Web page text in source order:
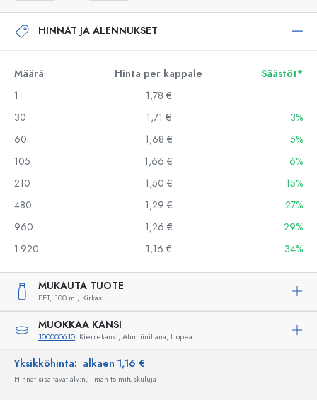
HINNAT JA ALENNUKSET
Määrä Hinta per kappale
Säästöt*
1
1,78 €
30
1,71 €
3%
60
1,68 €
5%
105
1,66 €
6%
210
1,50 €
15%
480
1,29 €
27%
960
1,26 €
29%
1.920
1,16 € 34%
MUKAUTA TUOTE
PET, 100 ml, Kirkas
MUOKKAA KANSI
100000610, Kierrekansi, Alumiinihana, Hopea
Yksikköhinta: alkaen 1,16 €
Hinnat sisältävät alv:n, ilman toimituskuluja